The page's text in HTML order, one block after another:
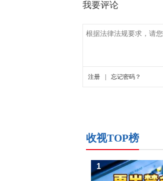
收视TOP榜
1